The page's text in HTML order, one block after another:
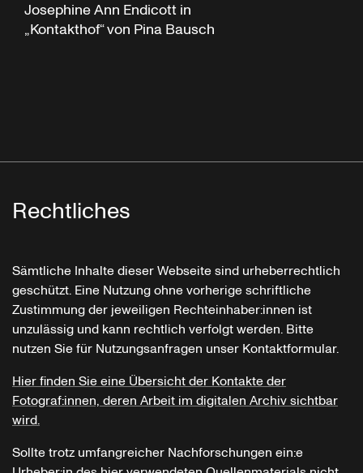
Josephine Ann Endicott in
„Kontakthof“ von Pina Bausch
Rechtliches
Sämtliche Inhalte dieser Webseite sind urheberrechtlich
geschützt. Eine Nutzung ohne vorherige schriftliche
Zustimmung der jeweiligen Rechteinhaber:innen ist
unzulässig und kann rechtlich verfolgt werden. Bitte
nutzen Sie für Nutzungsanfragen unser Kontaktformular.
Hier finden Sie eine Übersicht der Kontakte der
Fotograf:innen, deren Arbeit im digitalen Archiv sichtbar
wird.
Sollte trotz umfangreicher Nachforschungen ein:e